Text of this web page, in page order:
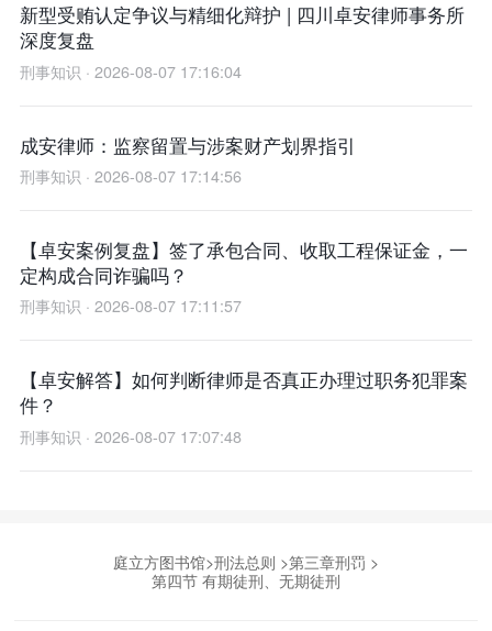
新型受贿认定争议与精细化辩护 | 四川卓安律师事务所
深度复盘
刑事知识 · 2026-08-07 17:16:04
成安律师：监察留置与涉案财产划界指引
刑事知识 · 2026-08-07 17:14:56
【卓安案例复盘】签了承包合同、收取工程保证金，一
定构成合同诈骗吗？
刑事知识 · 2026-08-07 17:11:57
【卓安解答】如何判断律师是否真正办理过职务犯罪案
件？
刑事知识 · 2026-08-07 17:07:48
庭立方图书馆>刑法总则 >第三章刑罚 >
第四节 有期徒刑、无期徒刑